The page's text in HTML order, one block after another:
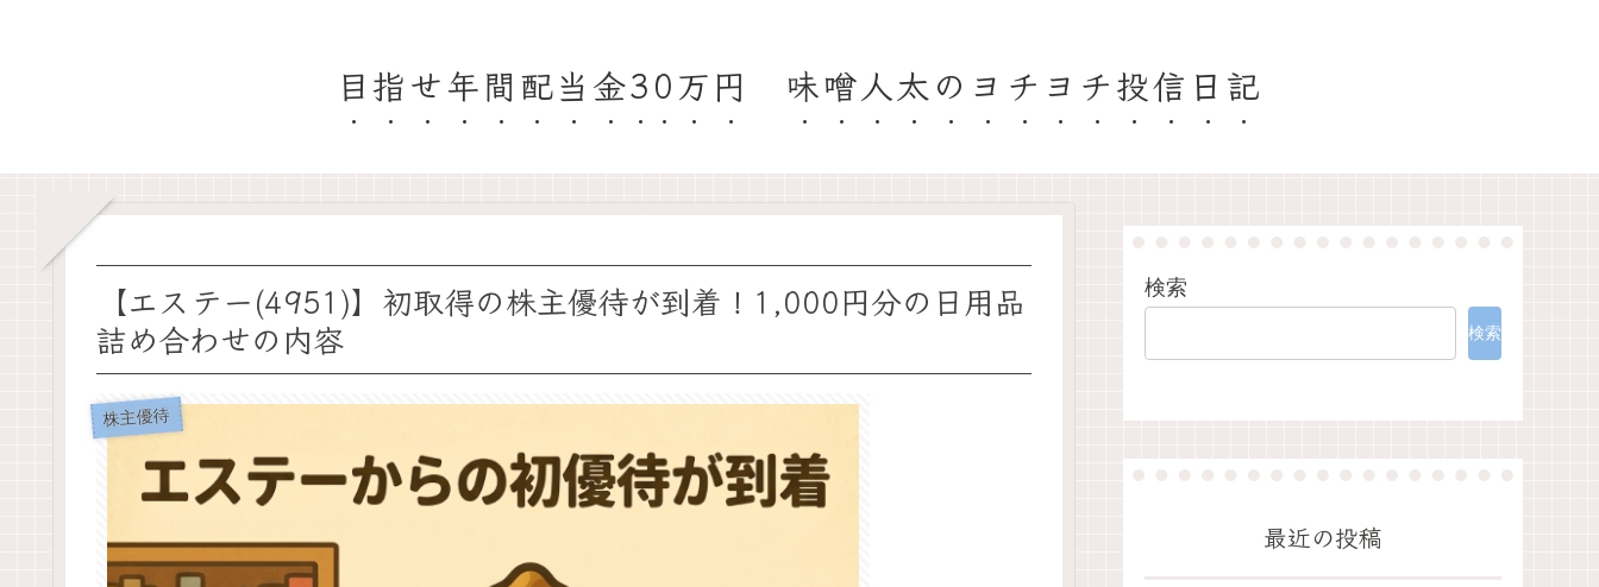
目指せ年間配当金30万円 味噌人太のヨチヨチ投信日記
【エステー(4951)】初取得の株主優待が到着！1,000円分の日用品
詰め合わせの内容
株主優待
検索
検索
最近の投稿